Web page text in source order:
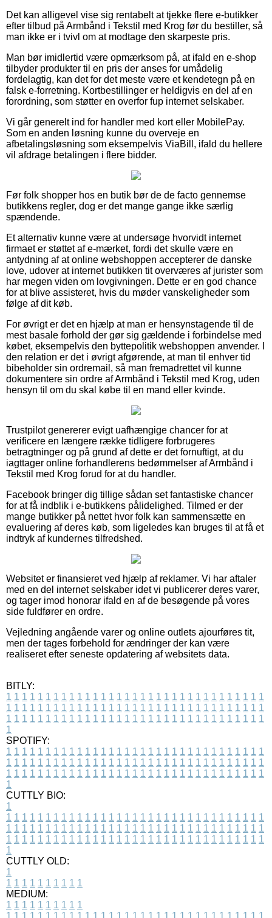
Det kan alligevel vise sig rentabelt at tjekke flere e-butikker
efter tilbud på Armbånd i Tekstil med Krog før du bestiller, så
man ikke er i tvivl om at modtage den skarpeste pris.
Man bør imidlertid være opmærksom på, at ifald en e-shop
tilbyder produkter til en pris der anses for umådelig
fordelagtig, kan det for det meste være et kendetegn på en
falsk e-forretning. Kortbestillinger er heldigvis en del af en
forordning, som støtter en overfor fup internet selskaber.
Vi går generelt ind for handler med kort eller MobilePay.
Som en anden løsning kunne du overveje en
afbetalingsløsning som eksempelvis ViaBill, ifald du hellere
vil afdrage betalingen i flere bidder.
Før folk shopper hos en butik bør de de facto gennemse
butikkens regler, dog er det mange gange ikke særlig
spændende.
Et alternativ kunne være at undersøge hvorvidt internet
firmaet er støttet af e-mærket, fordi det skulle være en
antydning af at online webshoppen accepterer de danske
love, udover at internet butikken tit overværes af jurister som
har megen viden om lovgivningen. Dette er en god chance
for at blive assisteret, hvis du møder vanskeligheder som
følge af dit køb.
For øvrigt er det en hjælp at man er hensynstagende til de
mest basale forhold der gør sig gældende i forbindelse med
købet, eksempelvis den byttepolitik webshoppen anvender. I
den relation er det i øvrigt afgørende, at man til enhver tid
bibeholder sin ordremail, så man fremadrettet vil kunne
dokumentere sin ordre af Armbånd i Tekstil med Krog, uden
hensyn til om du skal købe til en mand eller kvinde.
Trustpilot genererer evigt uafhængige chancer for at
verificere en længere række tidligere forbrugeres
betragtninger og på grund af dette er det fornuftigt, at du
iagttager online forhandlerens bedømmelser af Armbånd i
Tekstil med Krog forud for at du handler.
Facebook bringer dig tillige sådan set fantastiske chancer
for at få indblik i e-butikkens pålidelighed. Tilmed er der
mange butikker på nettet hvor folk kan sammensætte en
evaluering af deres køb, som ligeledes kan bruges til at få et
indtryk af kundernes tilfredshed.
Websitet er finansieret ved hjælp af reklamer. Vi har aftaler
med en del internet selskaber idet vi publicerer deres varer,
og tager imod honorar ifald en af de besøgende på vores
side fuldfører en ordre.
Vejledning angående varer og online outlets ajourføres tit,
men der tages forbehold for ændringer der kan være
realiseret efter seneste opdatering af websitets data.
BITLY:
1 1 1 1 1 1 1 1 1 1 1 1 1 1 1 1 1 1 1 1 1 1 1 1 1 1 1 1 1 1 1 1 1
1 1 1 1 1 1 1 1 1 1 1 1 1 1 1 1 1 1 1 1 1 1 1 1 1 1 1 1 1 1 1 1 1
1 1 1 1 1 1 1 1 1 1 1 1 1 1 1 1 1 1 1 1 1 1 1 1 1 1 1 1 1 1 1 1 1
1
SPOTIFY:
1 1 1 1 1 1 1 1 1 1 1 1 1 1 1 1 1 1 1 1 1 1 1 1 1 1 1 1 1 1 1 1 1
1 1 1 1 1 1 1 1 1 1 1 1 1 1 1 1 1 1 1 1 1 1 1 1 1 1 1 1 1 1 1 1 1
1 1 1 1 1 1 1 1 1 1 1 1 1 1 1 1 1 1 1 1 1 1 1 1 1 1 1 1 1 1 1 1 1
1
CUTTLY BIO:
1
1 1 1 1 1 1 1 1 1 1 1 1 1 1 1 1 1 1 1 1 1 1 1 1 1 1 1 1 1 1 1 1 1
1 1 1 1 1 1 1 1 1 1 1 1 1 1 1 1 1 1 1 1 1 1 1 1 1 1 1 1 1 1 1 1 1
1 1 1 1 1 1 1 1 1 1 1 1 1 1 1 1 1 1 1 1 1 1 1 1 1 1 1 1 1 1 1 1 1
1
CUTTLY OLD:
1
1 1 1 1 1 1 1 1 1 1
MEDIUM:
1 1 1 1 1 1 1 1 1 1
1 1 1 1 1 1 1 1 1 1 1 1 1 1 1 1 1 1 1 1 1 1 1 1 1 1 1 1 1 1 1 1 1